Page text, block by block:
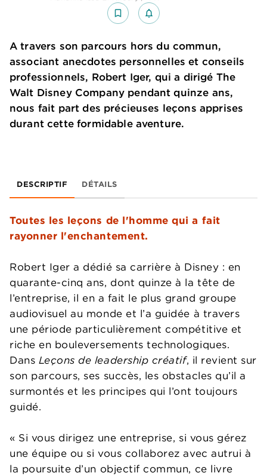
bookmark_border notifications_none_outlined
A travers son parcours hors du commun,
associant anecdotes personnelles et conseils
professionnels, Robert Iger, qui a dirigé The
Walt Disney Company pendant quinze ans,
nous fait part des précieuses leçons apprises
durant cette formidable aventure.
DESCRIPTIF DÉTAILS
Toutes les leçons de l'homme qui a fait
rayonner l'enchantement.
Robert Iger a dédié sa carrière à Disney : en
quarante-cinq ans, dont quinze à la tête de
l’entreprise, il en a fait le plus grand groupe
audiovisuel au monde et l’a guidée à travers
une période particulièrement compétitive et
riche en bouleversements technologiques.
Dans Leçons de leadership créatif, il revient sur
son parcours, ses succès, les obstacles qu’il a
surmontés et les principes qui l’ont toujours
guidé.
« Si vous dirigez une entreprise, si vous gérez
une équipe ou si vous collaborez avec autrui à
la poursuite d’un objectif commun, ce livre